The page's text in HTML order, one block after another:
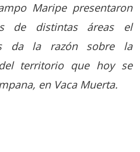
Maripe presentaron
de distintas áreas el
da la razón sobre la
territorio que hoy se
en Vaca Muerta.